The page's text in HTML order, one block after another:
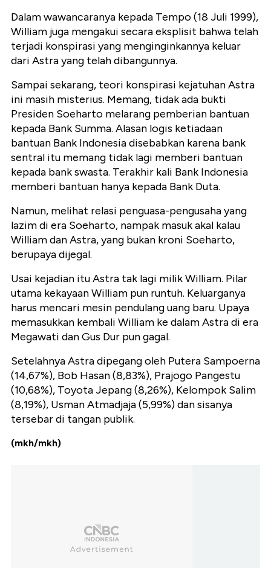
Dalam wawancaranya kepada Tempo (18 Juli 1999),
William juga mengakui secara eksplisit bahwa telah
terjadi konspirasi yang menginginkannya keluar
dari Astra yang telah dibangunnya.
Sampai sekarang, teori konspirasi kejatuhan Astra
ini masih misterius. Memang, tidak ada bukti
Presiden Soeharto melarang pemberian bantuan
kepada Bank Summa. Alasan logis ketiadaan
bantuan Bank Indonesia disebabkan karena bank
sentral itu memang tidak lagi memberi bantuan
kepada bank swasta. Terakhir kali Bank Indonesia
memberi bantuan hanya kepada Bank Duta.
Namun, melihat relasi penguasa-pengusaha yang
lazim di era Soeharto, nampak masuk akal kalau
William dan Astra, yang bukan kroni Soeharto,
berupaya dijegal.
Usai kejadian itu Astra tak lagi milik William. Pilar
utama kekayaan William pun runtuh. Keluarganya
harus mencari mesin pendulang uang baru. Upaya
memasukkan kembali William ke dalam Astra di era
Megawati dan Gus Dur pun gagal.
Setelahnya Astra dipegang oleh Putera Sampoerna
(14,67%), Bob Hasan (8,83%), Prajogo Pangestu
(10,68%), Toyota Jepang (8,26%), Kelompok Salim
(8,19%), Usman Atmadjaja (5,99%) dan sisanya
tersebar di tangan publik.
(mkh/mkh)